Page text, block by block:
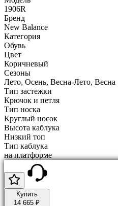
1906R
Бренд
New Balance
Категория
Обувь
Цвет
Коричневый
Сезоны
Лето, Осень, Весна-Лето, Весна
Тип застежки
Крючок и петля
Тип носка
Круглый носок
Высота каблука
Низкий топ
Тип каблука
на платформе
Купить
14 665 ₽